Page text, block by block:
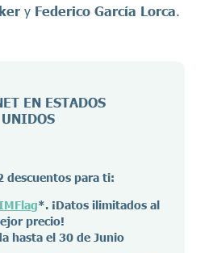
y Federico García Lorca
EN ESTADOS
UNIDOS
descuentos para ti:
*. ¡Datos ilimitados al
precio!
hasta el 30 de Junio